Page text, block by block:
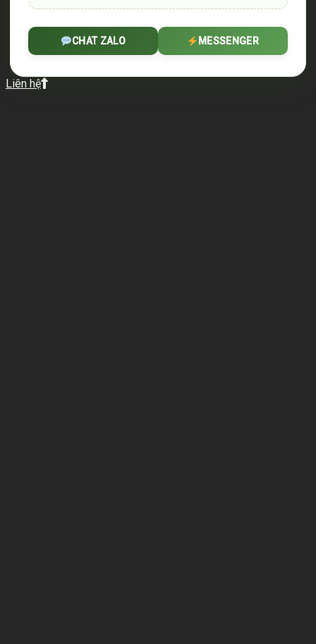
CHAT ZALO MESSENGER
Liên hệ